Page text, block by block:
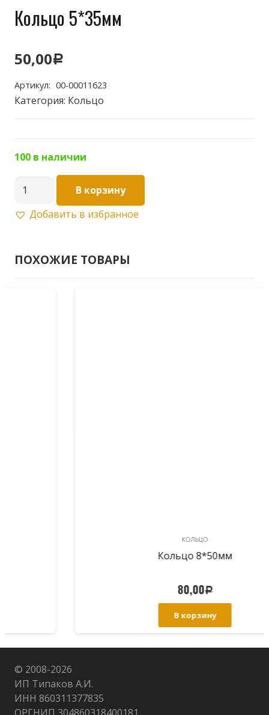
Кольцо 5*35мм
50,00Р
Артикул: 00-00011623
Категория: Кольцо
100 в наличии
Количество
Кольцо
В корзину
Добавить в избранное
ПОХОЖИЕ ТОВАРЫ
Кольцо 8*50мм
© 2008-2026
ИП Типаков А.И.
ИНН 860311377835